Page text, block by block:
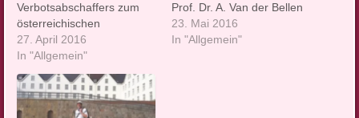
Verbotsabschaffers zum
österreichischen
Bundespräsidenten. Von
unserer Ösi-
Gastprinzessin Bernhard
Torsch. An unsere Völker!
Wir sind betrübt. In
27. April 2016
In "Allgemein"
Prof. Dr. A. Van der Bellen
hat den Sieg gegen den
Rechtspopulisten Jan
23. Mai 2016
In "Allgemein"